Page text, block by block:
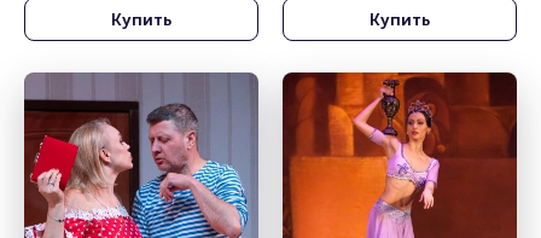
Купить Купить